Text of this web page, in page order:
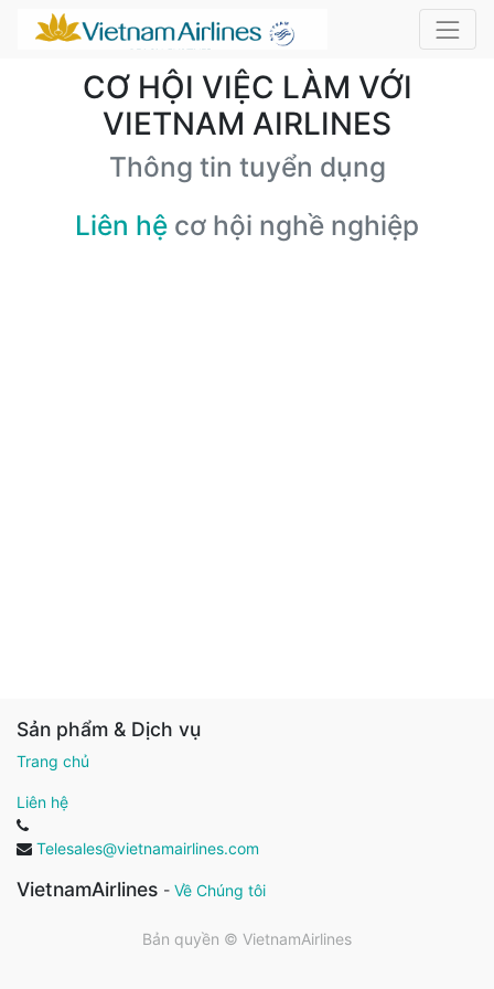
CƠ HỘI VIỆC LÀM VỚI
VIETNAM AIRLINES
Thông tin tuyển dụng
Liên hệ cơ hội nghề nghiệp
Sản phẩm & Dịch vụ
Trang chủ
Liên hệ
Telesales@vietnamairlines.com
VietnamAirlines - Về Chúng tôi
Bản quyền © VietnamAirlines